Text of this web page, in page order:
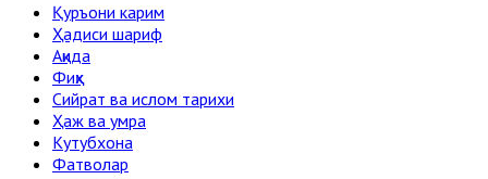
Қуръони карим
Ҳадиси шариф
Ақида
Фиқҳ
Сийрат ва ислом тарихи
Ҳаж ва умра
Кутубхона
Фатволар